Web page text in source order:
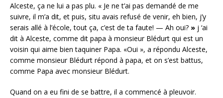
Alceste, ça ne lui a pas plu. « Je ne t’ai pas demandé de me
suivre, il m’a dit, et puis, situ avais refusé de venir, eh bien, j’y
serais allé à l’école, tout ça, c’est de ta faute! — Ah oui? » j ‘ai
dit à Alceste, comme dit papa à monsieur Blédurt qui est un
voisin qui aime bien taquiner Papa. «Oui », a répondu Alceste,
comme monsieur Blédurt répond à papa, et on s’est battus,
comme Papa avec monsieur Blédurt.
Quand on a eu fini de se battre, il a commencé à pleuvoir.